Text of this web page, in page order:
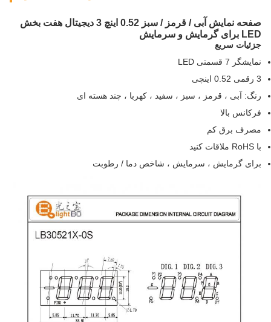
صفحه نمایش آبی / قرمز / سبز 0.52 اینچ 3 دیجیتال هفت بخش
LED برای گرمایش و سرمایش
جزئیات سریع
نمایشگر 7 قسمتی LED
رنگ: آبی ، قرمز ، سبز ، سفید ، کهربا ، چند هسته ای
فرکانس بالا
مصرف برق کم
با RoHS ملاقات کنید
برای گرمایش ، سرمایش ، شاخص دما / رطوبت